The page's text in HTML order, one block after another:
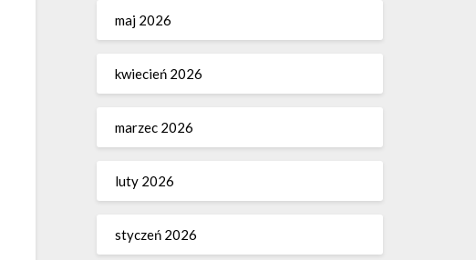
maj 2026
kwiecień 2026
marzec 2026
luty 2026
styczeń 2026